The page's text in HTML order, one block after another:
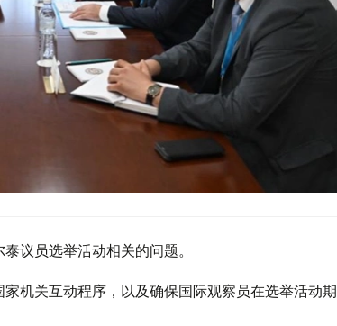
议员选举活动相关的问题。
机关互动程序，以及确保国际观察员在选举活动期